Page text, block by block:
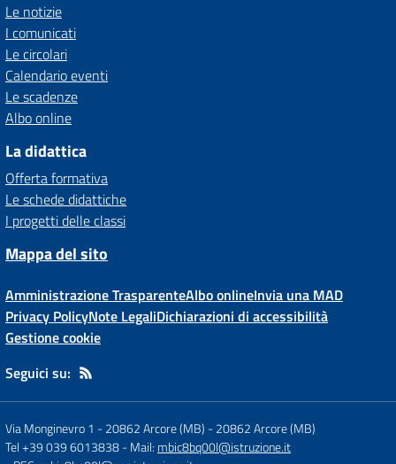
Le notizie
I comunicati
Le circolari
Calendario eventi
Le scadenze
Albo online
La didattica
Offerta formativa
Le schede didattiche
I progetti delle classi
Mappa del sito
Amministrazione TrasparenteAlbo onlineInvia una MAD
Privacy PolicyNote LegaliDichiarazioni di accessibilità
Gestione cookie
Seguici su:
Via Monginevro 1 - 20862 Arcore (MB) -20862 Arcore (MB)
Tel +39 039 6013838- Mail: mbic8bq00l@istruzione.it